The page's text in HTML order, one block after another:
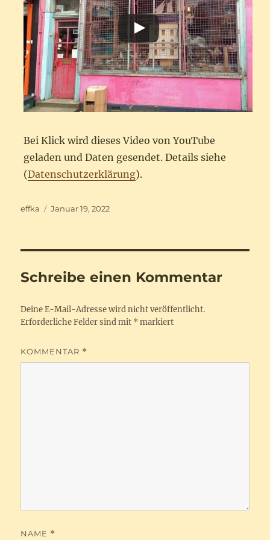
Bei Klick wird dieses Video von YouTube
geladen und Daten gesendet. Details siehe
(Datenschutzerklärung).
Autor
effka
Veröffentlicht
Januar 19, 2022
Schreibe einen Kommentar
Deine E-Mail-Adresse wird nicht veröffentlicht.
Erforderliche Felder sind mit * markiert
KOMMENTAR *
NAME *